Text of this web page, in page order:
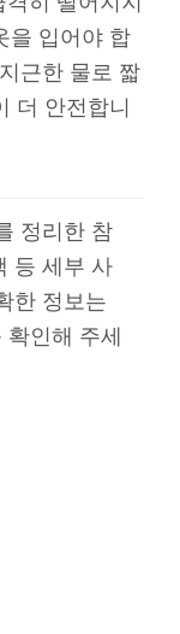
을 입어야 합
근한 물로 짧
더 안전합니
정리한 참
등 세부 사
한 정보는
인해 주세